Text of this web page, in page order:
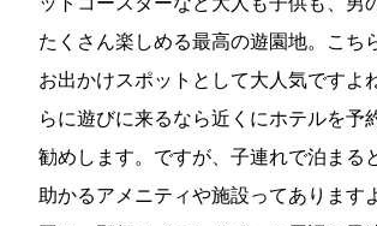
ットコースターなど大人も子供も、男
たくさん楽しめる最高の遊園地。こち
お出かけスポットとして大人気ですよ
らに遊びに来るなら近くにホテルを予
勧めします。ですが、子連れで泊まる
助かるアメニティや施設ってあります